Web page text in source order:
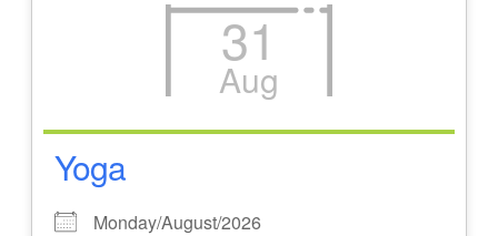
31
Aug
Yoga
Monday/August/2026